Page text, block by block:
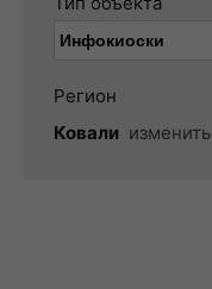
Регион
Ковали изменить